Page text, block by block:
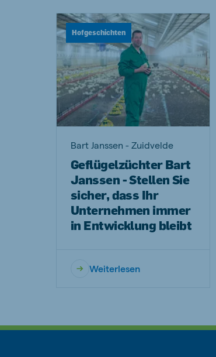
Hofgeschichten
Bart Janssen - Zuidvelde
Geflügelzüchter Bart
Janssen - Stellen Sie
sicher, dass Ihr
Unternehmen immer
in Entwicklung bleibt
Weiterlesen